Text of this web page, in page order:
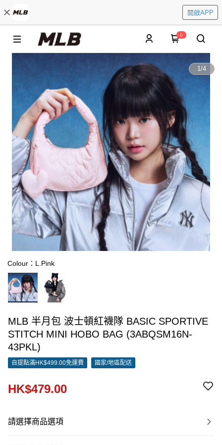
開啟APP
0
1/4
Colour：L.Pink
MLB 半月包 波士頓紅襪隊 BASIC SPORTIVE
STITCH MINI HOBO BAG (3ABQSM16N-
43PKL)
自提點滿HK$499.00免運費 國家/地區配送
HK$479.00
請選擇商品選項